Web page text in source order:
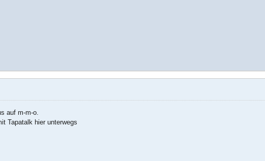
auf m-m-o.
Tapatalk hier unterwegs